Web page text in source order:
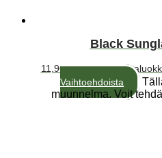
Black
11,90€ – 17,90€
Vaihtoehdoista
muunnelma. Voit